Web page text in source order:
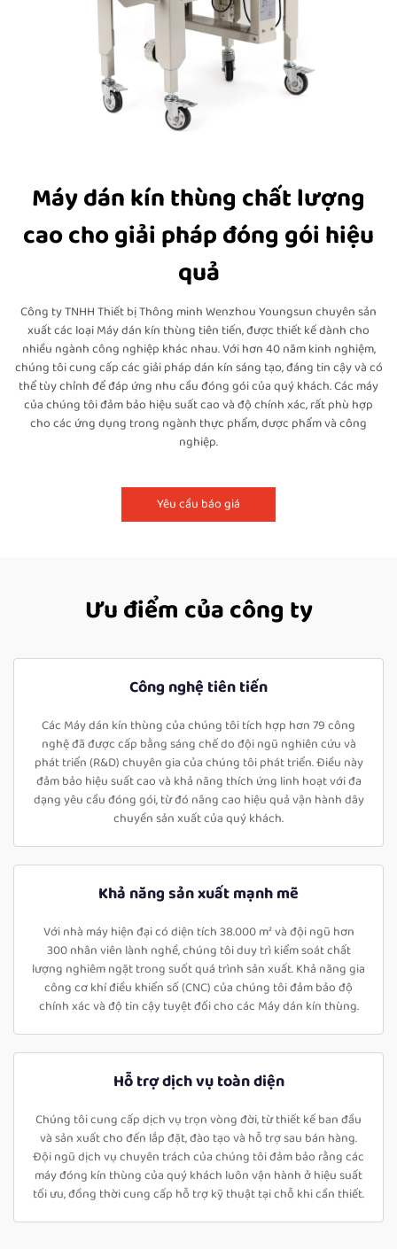
Máy dán kín thùng chất lượng
cao cho giải pháp đóng gói hiệu
quả
Công ty TNHH Thiết bị Thông minh Wenzhou Youngsun chuyên sản
xuất các loại Máy dán kín thùng tiên tiến, được thiết kế dành cho
nhiều ngành công nghiệp khác nhau. Với hơn 40 năm kinh nghiệm,
chúng tôi cung cấp các giải pháp dán kín sáng tạo, đáng tin cậy và có
thể tùy chỉnh để đáp ứng nhu cầu đóng gói của quý khách. Các máy
của chúng tôi đảm bảo hiệu suất cao và độ chính xác, rất phù hợp
cho các ứng dụng trong ngành thực phẩm, dược phẩm và công
nghiệp.
Yêu cầu báo giá
Ưu điểm của công ty
Công nghệ tiên tiến
Các Máy dán kín thùng của chúng tôi tích hợp hơn 79 công
nghệ đã được cấp bằng sáng chế do đội ngũ nghiên cứu và
phát triển (R&D) chuyên gia của chúng tôi phát triển. Điều này
đảm bảo hiệu suất cao và khả năng thích ứng linh hoạt với đa
dạng yêu cầu đóng gói, từ đó nâng cao hiệu quả vận hành dây
chuyền sản xuất của quý khách.
Khả năng sản xuất mạnh mẽ
Với nhà máy hiện đại có diện tích 38.000 m² và đội ngũ hơn
300 nhân viên lành nghề, chúng tôi duy trì kiểm soát chất
lượng nghiêm ngặt trong suốt quá trình sản xuất. Khả năng gia
công cơ khí điều khiển số (CNC) của chúng tôi đảm bảo độ
chính xác và độ tin cậy tuyệt đối cho các Máy dán kín thùng.
Hỗ trợ dịch vụ toàn diện
Chúng tôi cung cấp dịch vụ trọn vòng đời, từ thiết kế ban đầu
và sản xuất cho đến lắp đặt, đào tạo và hỗ trợ sau bán hàng.
Đội ngũ dịch vụ chuyên trách của chúng tôi đảm bảo rằng các
máy đóng kín thùng của quý khách luôn vận hành ở hiệu suất
tối ưu, đồng thời cung cấp hỗ trợ kỹ thuật tại chỗ khi cần thiết.